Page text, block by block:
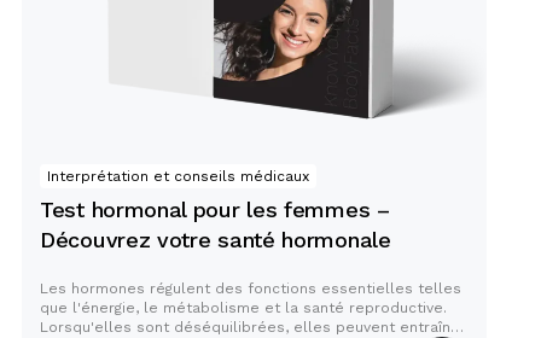
Interprétation et conseils médicaux
Test hormonal pour les femmes –
Découvrez votre santé hormonale
Les hormones régulent des fonctions essentielles telles
que l'énergie, le métabolisme et la santé reproductive.
Lorsqu'elles sont déséquilibrées, elles peuvent entraîner